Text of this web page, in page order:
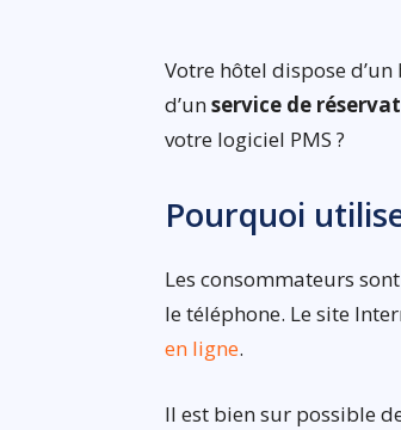
Votre hôtel dispose
d’unservice de
votre logiciel PMS ?
Pourquoi
Les consommateurs
le téléphone. Le site
en ligne.
Il est bien sur possible